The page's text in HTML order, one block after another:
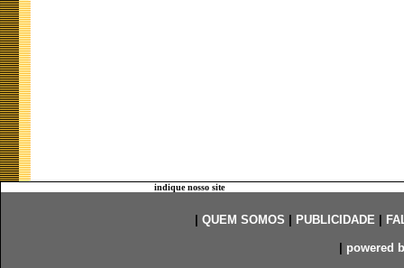
indique nosso site
QUEM SOMOS PUBLICIDADE|
powered